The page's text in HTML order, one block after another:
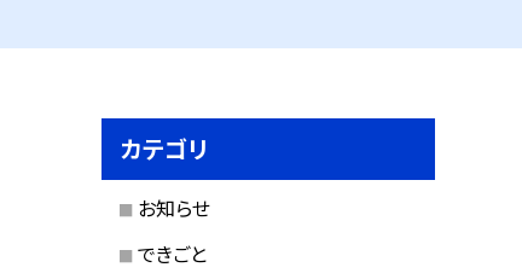
カテゴリ
お知らせ
できごと